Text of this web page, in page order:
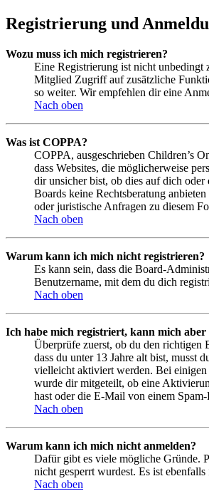
Registrierung und
Wozu muss ich mich registrieren?
Eine Registrierung ist nicht unbedingt
Mitglied Zugriff auf zusätzliche
so weiter. Wir empfehlen dir eine
Nach oben
Was ist COPPA?
COPPA, ausgeschrieben Children’s
dass Websites, die möglicherweise
dir unsicher bist, ob dies auf dich
Boards keine Rechtsberatung
oder juristische Anfragen zu diesem
Nach oben
Warum kann ich mich nicht registrieren?
Es kann sein, dass die Board-
Benutzername, mit dem du dich
Nach oben
Ich habe mich registriert, kann mich aber
Überprüfe zuerst, ob du den richtigen
dass du unter 13 Jahre alt bist, musst
vielleicht aktiviert werden. Bei einigen
wurde dir mitgeteilt, ob eine
hast oder die E-Mail von einem
Nach oben
Warum kann ich mich nicht anmelden?
Dafür gibt es viele mögliche Gründe.
nicht gesperrt wurdest. Es ist
Nach oben